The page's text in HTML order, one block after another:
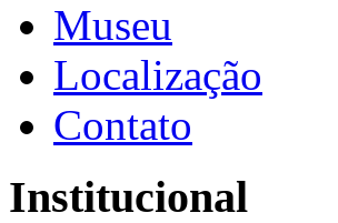
Museu
Localização
Contato
Institucional